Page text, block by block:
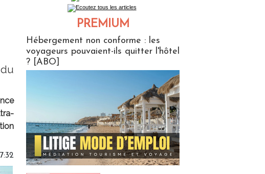
PREMIUM
Hébergement non conforme : les
voyageurs pouvaient-ils quitter l'hôtel
? [ABO]